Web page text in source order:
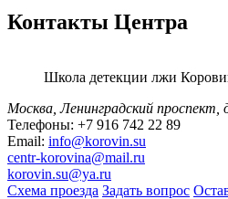
Контакты Центра
Школа детекции лжи
Москва, Ленинградский проспект,
Телефоны: +7 916 742 22 89
Email: info@korovin.su
centr-korovina@mail.ru
korovin.su@ya.ru
Схема проезда Задать вопрос